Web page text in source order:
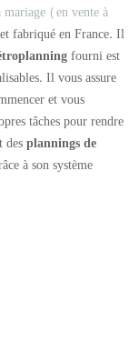
mariage (en vente à
fabriqué en France. Il
fourni est
Il vous assure
et vous
tâches pour rendre
plannings de
à son système